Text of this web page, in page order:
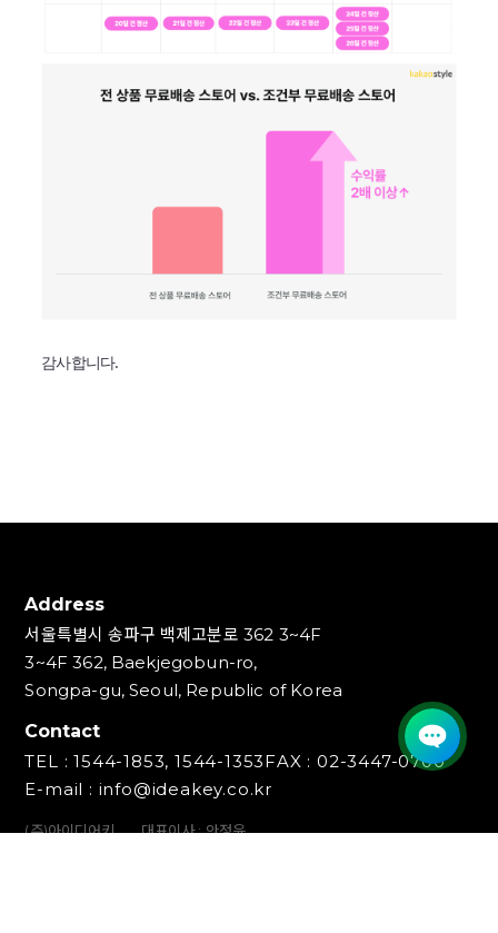
감사합니다.
Address
서울특별시 송파구 백제고분로 362 3~4F
3~4F 362, Baekjegobun-ro,
Songpa-gu, Seoul, Republic of Korea
Contact
TEL : 1544-1853, 1544-1353FAX : 02-3447-0700
E-mail : info@ideakey.co.kr
(주)아이디어키
대표이사 : 안정윤